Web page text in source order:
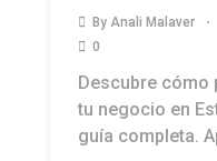
By Anali Malaver
0
Descubre cómo
tu negocio en
guía completa.